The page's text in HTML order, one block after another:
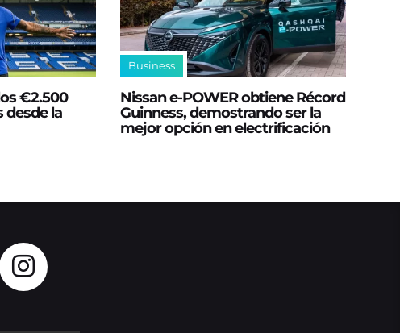
€2.500
desde la
Business
Nissan e‑POWER obtiene Récord
Guinness, demostrando ser la
mejor opción en electrificación